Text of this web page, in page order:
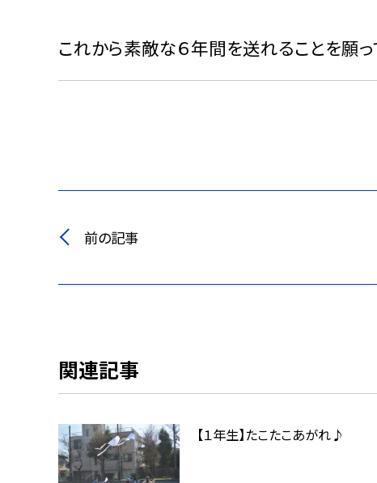
これから素敵な６年間を送れることを願っ
前の記事
関連記事
【１年生】たこたこあがれ♪